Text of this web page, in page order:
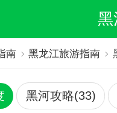
黑
南 黑龙江旅游指南
黑河攻略(33)